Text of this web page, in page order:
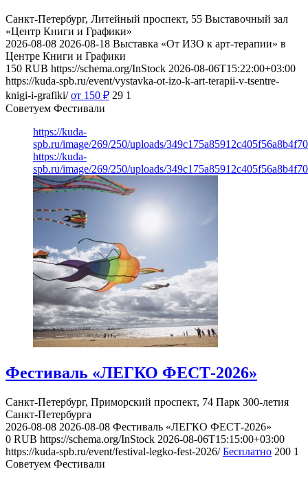
Санкт-Петербург, Литейный проспект, 55 Выставочный зал
«Центр Книги и Графики»
2026-08-08 2026-08-18 Выставка «От ИЗО к арт-терапии» в
Центре Книги и Графики
150 RUB https://schema.org/InStock 2026-08-06T15:22:00+03:00
https://kuda-spb.ru/event/vystavka-ot-izo-k-art-terapii-v-tsentre-
knigi-i-grafiki/ от 150 ₽ 29 1
Советуем Фестивали
https://kuda-
spb.ru/image/269/250/uploads/
https://kuda-
spb.ru/image/269/250/uploads/
Фестиваль «ЛЕГКО ФЕСТ-2026»
Санкт-Петербург, Приморский проспект, 74 Парк 300-летия
Санкт-Петербурга
2026-08-08 2026-08-08 Фестиваль «ЛЕГКО ФЕСТ-2026»
0 RUB https://schema.org/InStock 2026-08-06T15:15:00+03:00
https://kuda-spb.ru/event/festival-legko-fest-2026/ Бесплатно 200 1
Советуем Фестивали